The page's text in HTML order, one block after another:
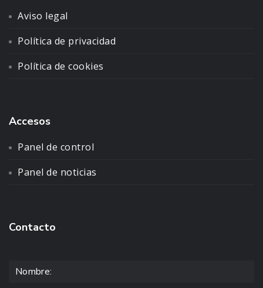
Aviso legal
Política de privacidad
Política de cookies
Accesos
Panel de control
Panel de noticias
Contacto